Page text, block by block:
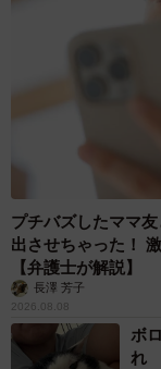
プチバズしたママ
出させちゃった！
【弁護士が解説】
長澤 芳子
2026.08.08
ボ
れ